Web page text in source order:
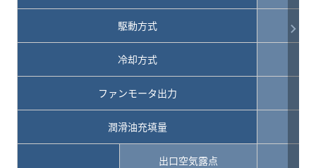
駆動方式
冷却方式
ファンモータ出力
潤滑油充填量
出口空気露点